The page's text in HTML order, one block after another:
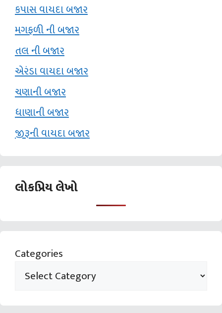
કપાસ વાયદા બજાર
મગફળી ની બજાર
તલ ની બજાર
એરંડા વાયદા બજાર
ચણાની બજાર
ધાણાની બજાર
જીરૂની વાયદા બજાર
લોકપ્રિય લેખો
Categories